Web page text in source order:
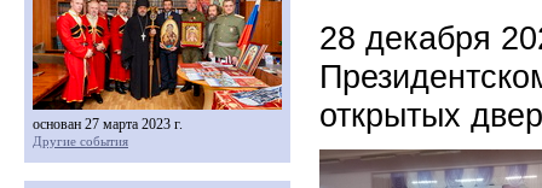
28 декабря
открытых
основан 27 марта 2023 г.
Другие события